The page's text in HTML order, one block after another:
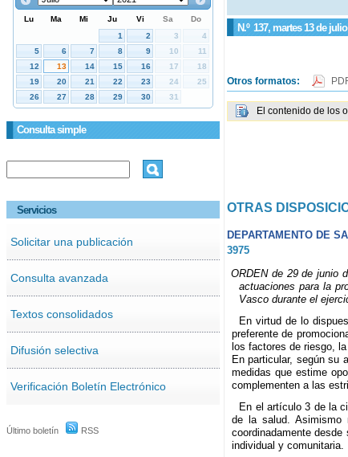
Consulta simple
Servicios
Solicitar una publicación
Consulta avanzada
Textos consolidados
Difusión selectiva
Verificación Boletín Electrónico
Último boletín RSS
N.º 137, martes 13 de julio
Otros formatos:
El contenido de los
OTRAS
DEPARTAMENTO DE
3975
ORDEN de 29 de junio
actuaciones para la
Vasco durante el
En virtud de lo
preferente de
los factores de riesgo,
En particular, según su
medidas que estime
complementen a las
En el artículo 3 de la
de la salud. Asimismo
coordinadamente
individual y comunitaria.